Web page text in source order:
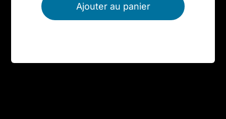
Ajouter au panier